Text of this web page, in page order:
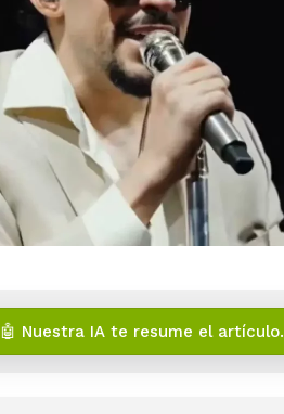
🤖 Nuestra IA te resume el artículo.